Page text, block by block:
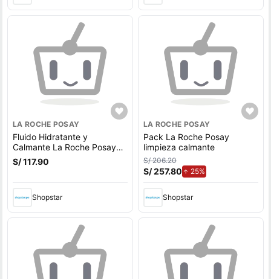
LA ROCHE POSAY
Fluido Hidratante y
Calmante La Roche Posay
Toleriane Dermallergo -
Frasco 40 ML
S/ 117.90
Shopstar
LA ROCHE POSAY
Pack La Roche Posay
limpieza calmante
S/ 206.20
S/ 257.80 25%de aumento.
Shopstar